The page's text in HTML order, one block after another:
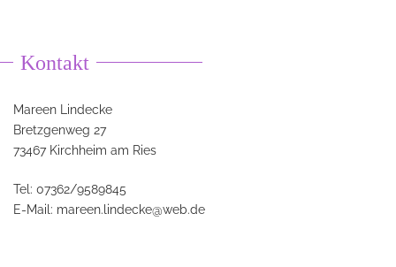
Kontakt
Mareen Lindecke
Bretzgenweg 27
73467 Kirchheim am Ries
Tel: 07362/9589845
E-Mail: mareen.lindecke@web.de